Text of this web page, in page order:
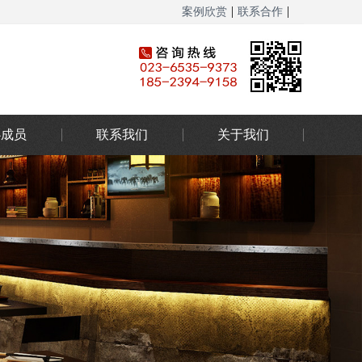
案例欣赏 | 联系合作 |
员 联系我们 关于我们